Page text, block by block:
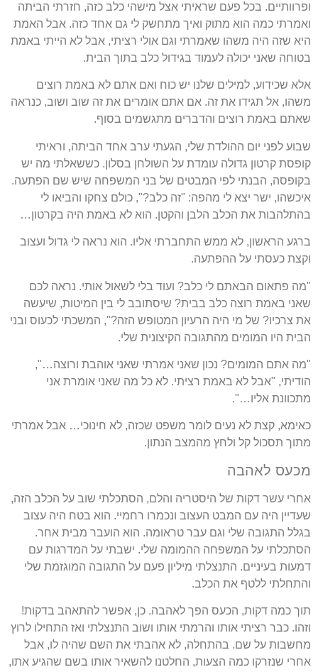
ופרוותיים. בכל פעם שראיתי אצל מישהי כלב כזה, חזרתי הביתה
ואמרתי כמה הוא מתוק ואיך מתחשק לי גם אחד כזה. אבל האמת
היא שזה היה משהו שאמרתי וגם אולי רציתי, אבל לא הייתי באמת
בטוחה שאני יכולה לעמוד בגידול כלב בתוך הבית.
אלא שכידוע, למילים שלנו יש כוח ואם אתם לא באמת רוצים
משהו, אל תגידו את זה. אם אתם אומרים את זה שוב ושוב, כנראה
שאתם באמת רוצים והדברים מתגשמים בסוף.
שבוע לפני יום ההולדת שלי, הגעתי ערב אחד הביתה, וראיתי
קופסת קרטון גדולה עומדת על השולחן בסלון. כששאלתי מה יש
בקופסה, הבנתי לפי המבטים של בני המשפחה שיש שם הפתעה.
איכשהו, ישר יצא לי מהפה: "זה כלב?", כולם צחקו והביאו לי
בהתלהבות את הכלב הלבן והקטן. הוא לא באמת היה בקרטון…
ברגע הראשון, לא ממש התחברתי אליו. הוא נראה לי גדול ועצוב
וקצת כעסתי על ההפתעה.
"מה פתאום הבאתם לי כלב? ועוד בלי לשאול אותי. נראה לכם
שאני באמת רוצה כלב בבית? שיסתובב לי בין המיטות, שיעשה
את צרכיו? של מי היה הרעיון המטופש הזה?", המשכתי לכעוס ובני
הבית היו המומים מהתגובה הקיצונית שלי.
"מה אתם המומים? נכון שאני אמרתי שאני אוהבת ורוצה…",
הודיתי, "אבל לא באמת רציתי. לא כל מה שאני אומרת אני
מתכוונת אליו…".
כאימא, קצת לא נעים לומר משפט שכזה, לא חינוכי… אבל אמרתי
מתוך תסכול קל ולחץ מהמצב הנתון.
מכעס לאהבה
אחרי עשר דקות של היסטריה והלם, הסתכלתי שוב על הכלב הזה,
שעדיין היה עם המבט העצוב ונכמרו רחמיי. הוא בטח היה עצוב
בגלל התגובה שלי וגם עבר טראומה. הוא הועבר מבית אחר.
הסתכלתי על המשפחה ההמומה שלי. ישבתי על המדרגות עם
דמעות בעיניים. התנצלתי מיליון פעם על התגובה המוגזמת שלי
והתחלתי ללטף את הכלב.
תוך כמה דקות, הכעס הפך לאהבה. כן, אפשר להתאהב בדקות!
וזהו. כבר רציתי אותו והרמתי אותו ושוב התנצלתי ואז התחילו לרוץ
מחשבות על שם. בהתחלה, לא אהבתי את השם שהיה לו, אבל
אחרי שנזרקו כמה הצעות, החלטנו להשאיר אותו בשם שהגיע אתו,